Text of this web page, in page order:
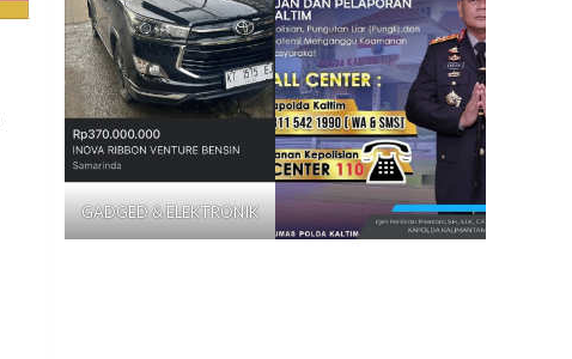
GADGED & ELEKTRONIK